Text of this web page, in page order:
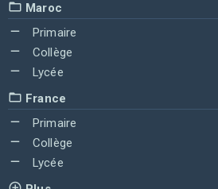
Maroc
Primaire
Collège
Lycée
France
Primaire
Collège
Lycée